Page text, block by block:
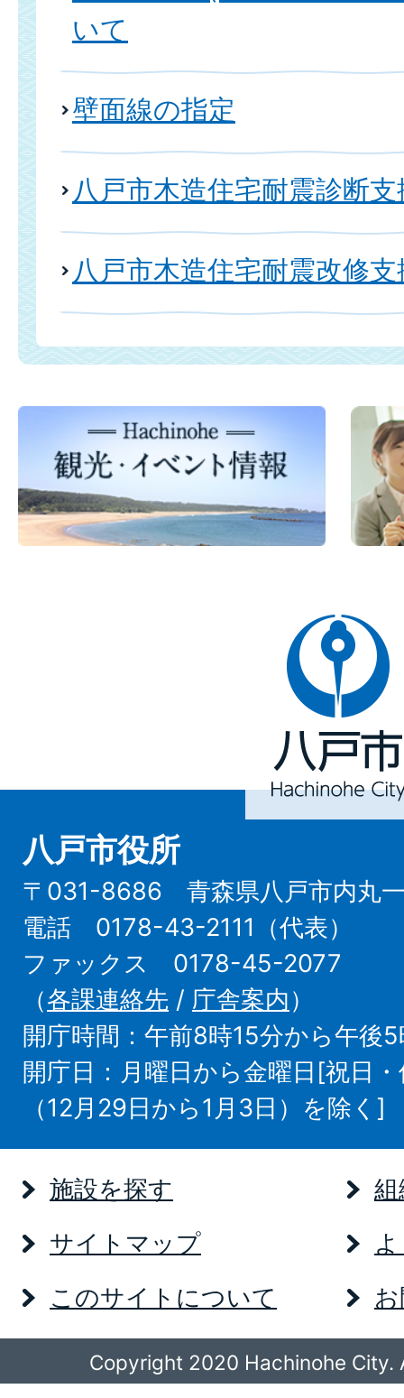
いて
壁面線の指定
八戸市木造住宅耐震診断
八戸市木造住宅耐震改修
八
戸
市
Hachinohe
City
八戸市役所
〒031-8686 青森県八戸市内丸一
電話 0178-43-2111（代表）
ファックス 0178-45-2077
（各課連絡先 / 庁舎案内）
開庁時間：午前8時15分から午後5
開庁日：月曜日から金曜日[祝日
（12月29日から1月3日）を除く]
施設を探す
サイトマップ
このサイトについて
Copyright 2020 Hachinohe City.